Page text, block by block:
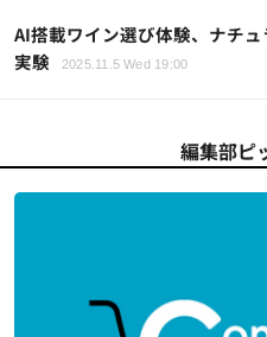
AI搭載ワイン選び体験、ナチ
実験
2025.11.5 Wed 19:00
編集部ピ